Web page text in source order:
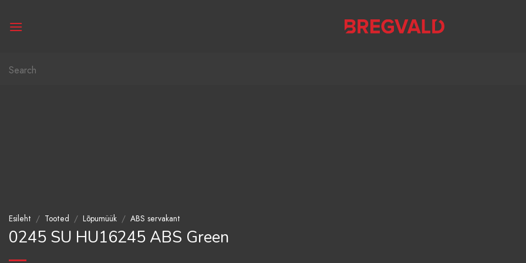
Otsi:
Esileht / Tooted / Lõpumüük / ABS servakant
0245 SU HU16245 ABS Green